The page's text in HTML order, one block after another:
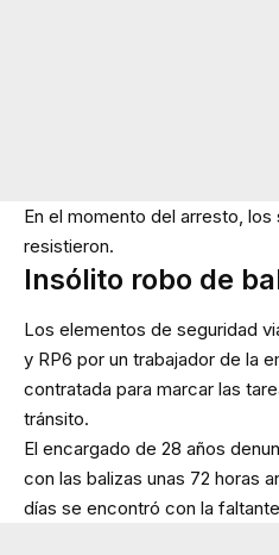
En el momento del arresto,
resistieron.
Insólito robo de
Los elementos de seguridad
y RP6 por un trabajador de la
contratada para marcar las
tránsito.
El encargado de 28 años
con las balizas unas 72 horas
días se encontró con la